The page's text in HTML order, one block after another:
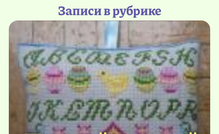
Записи в рубрике